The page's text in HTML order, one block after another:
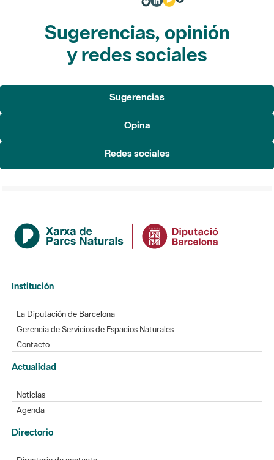
Sugerencias, opinión
y redes sociales
Sugerencias
Opina
Redes sociales
Institución
La Diputación de Barcelona
Gerencia de Servicios de Espacios Naturales
Contacto
Actualidad
Noticias
Agenda
Directorio